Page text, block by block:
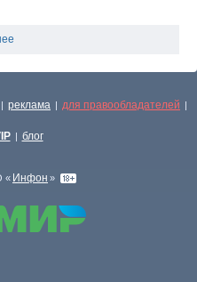
| реклама | для правообладателей |
| блог
« Инфон »